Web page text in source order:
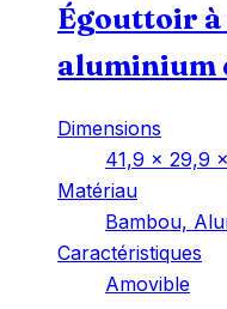
Égouttoir à
aluminium
Dimensions
‎41,9 x 29,9
Matériau
‎Bambou,
Caractéristiques
‎Amovible